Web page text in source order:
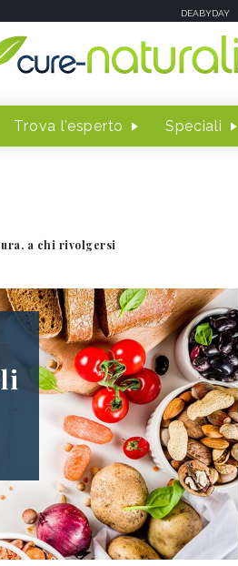
DEABYDAY
Trova l'esperto Speciali
a chi rivolgersi